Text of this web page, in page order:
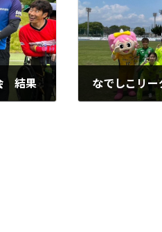
結果